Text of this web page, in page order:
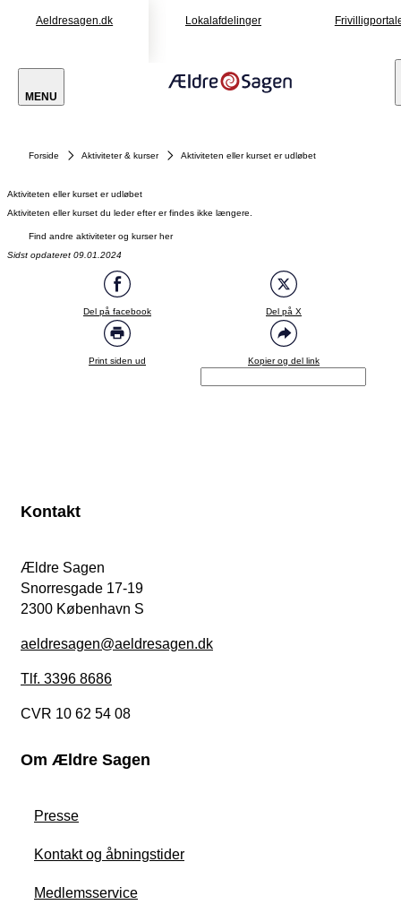
Aeldresagen.dk Lokalafdelinger
MENU
Forside Aktiviteter & kurser Aktiviteten eller kurset er udløbet
Aktiviteten eller kurset er udløbet
Aktiviteten eller kurset du leder efter er findes ikke længere.
Find andre aktiviteter og kurser her
Sidst opdateret 09.01.2024
Del på facebook Del på X
Print siden ud Kopier og del link
Kontakt
Ældre Sagen
Snorresgade 17-19
2300 København S
aeldresagen@aeldresagen.dk
Tlf. 3396 8686
CVR 10 62 54 08
Om Ældre Sagen
Presse
Kontakt og åbningstider
Medlemsservice